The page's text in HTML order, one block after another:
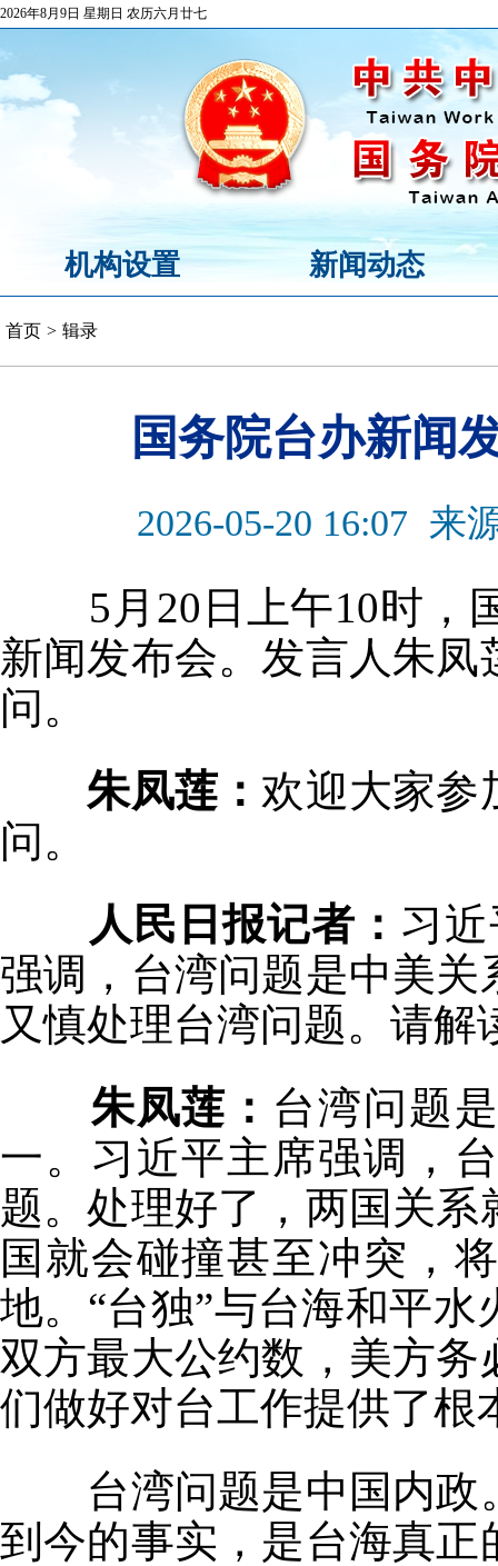
2026年8月9日 星期日 农历六月廿七
机构设置 新闻动态
首页 > 辑录
国务院台办新闻
2026-05-20 16:07 来
5月20日上午10时，
新闻发布会。发言人朱
问。
朱凤莲： 欢迎大家参
问。
人民日报记者： 习
强调，台湾问题是中美
又慎处理台湾问题。请解
朱凤莲： 台湾问题
一。习近平主席强调，
题。处理好了，两国关
国就会碰撞甚至冲突，
地。“台独”与台海和平
双方最大公约数，美方
们做好对台工作提供了根
台湾问题是中国内政
到今的事实，是台海真